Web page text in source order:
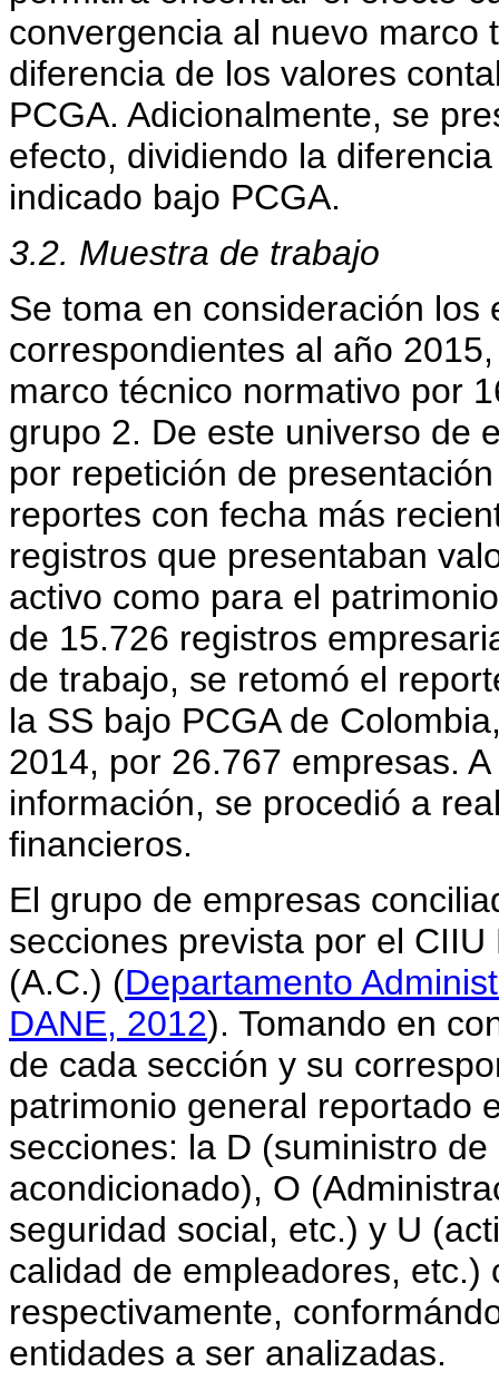
convergencia al nuevo marco
diferencia de los valores
PCGA. Adicionalmente, se
efecto, dividiendo la
indicado bajo PCGA.
3.2. Muestra de trabajo
Se toma en consideración los
correspondientes al año
marco técnico normativo por
grupo 2. De este universo de
por repetición de
reportes con fecha más
registros que presentaban
activo como para el
de 15.726 registros
de trabajo, se retomó el
la SS bajo PCGA de
2014, por 26.767 empresas.
información, se procedió a
financieros.
El grupo de empresas
secciones prevista por el
(A.C.) (Departamento
DANE, 2012). Tomando en
de cada sección y su
patrimonio general reportado
secciones: la D (suministro
acondicionado), O
seguridad social, etc.) y U
calidad de empleadores, etc.)
respectivamente,
entidades a ser analizadas.